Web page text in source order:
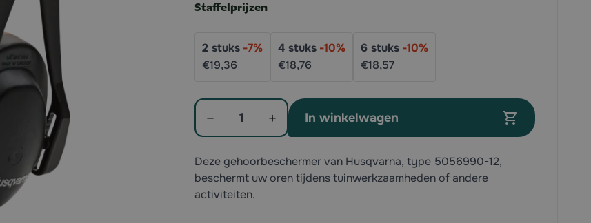
Staffelprijzen
2 stuks -7%
€19,36
4 stuks -10%
€18,76
6 stuks -10%
€18,57
Aantal
In winkelwagen
Deze gehoorbeschermer van Husqvarna, type 5056990-12,
beschermt uw oren tijdens tuinwerkzaamheden of andere
activiteiten.